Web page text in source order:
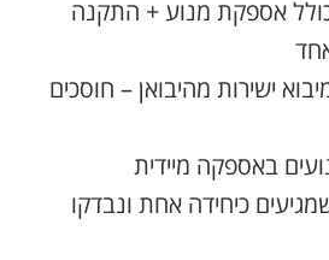
אספקת מנוע + התקנה
ישירות מהיבואן – חוסכים
באספקה מיידית
כיחידה אחת ונבדקו